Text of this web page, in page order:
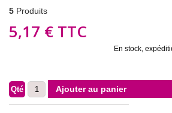
5 Produits
5,17 € TTC
En stock,
Qté Ajouter au panier